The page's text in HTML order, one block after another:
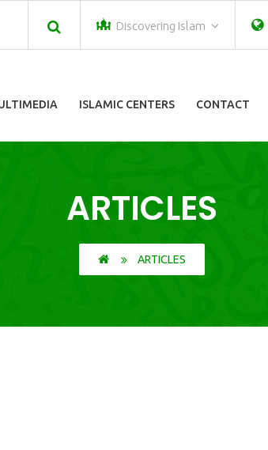
Discovering Islam
ISLAMIC CENTERS CONTACT
ARTICLES
ARTICLES